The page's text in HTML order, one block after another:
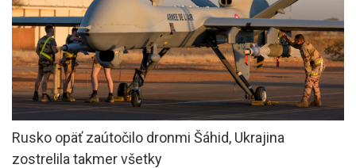
Rusko opäť zaútočilo dronmi Šáhid, Ukrajina
zostrelila takmer všetky